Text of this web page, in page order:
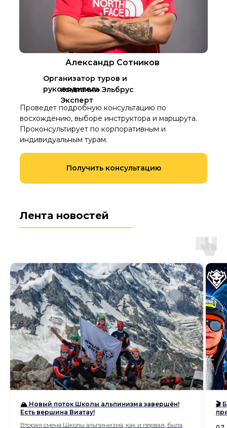
Проведет подробную консультацию по
восхождению, выборе инструктора и маршрута.
Проконсультирует по корпоративным и
индивидуальным турам.
Организатор туров и
руководитель
Александр Сотников
Получить консультацию
компании Эльбрус
Эксперт
Лента новостей
🏔 Новый поток Школы альпинизма завершён!
Есть вершина Виатау!
Вторая смена Школы альпинизма, как и первая, была
🎬